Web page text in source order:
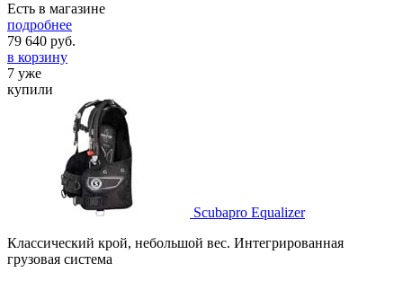
Есть в магазине
подробнее
79 640 руб.
в корзину
7 уже
купили
Scubapro Equalizer
Классический крой, небольшой вес. Интегрированная
грузовая система